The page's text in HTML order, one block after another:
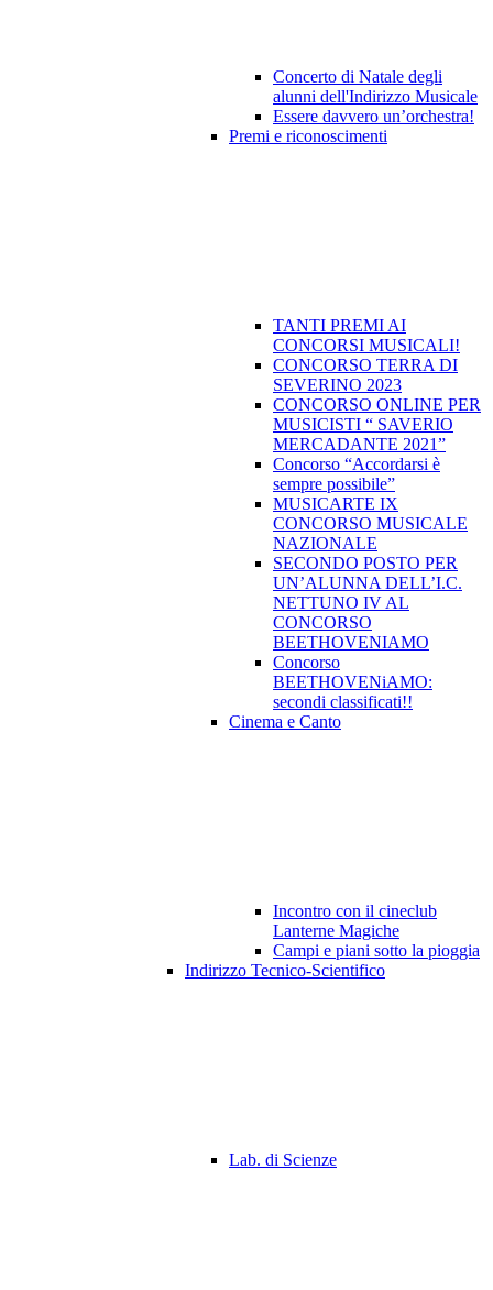
Concerto di Natale degli
alunni dell'Indirizzo Musicale
Essere davvero un’orchestra!
Premi e riconoscimenti
TANTI PREMI AI
CONCORSI MUSICALI!
CONCORSO TERRA DI
SEVERINO 2023
CONCORSO ONLINE PER
MUSICISTI “ SAVERIO
MERCADANTE 2021”
Concorso “Accordarsi è
sempre possibile”
MUSICARTE IX
CONCORSO MUSICALE
NAZIONALE
SECONDO POSTO PER
UN’ALUNNA DELL’I.C.
NETTUNO IV AL
CONCORSO
BEETHOVENIAMO
Concorso
BEETHOVENiAMO:
secondi classificati!!
Cinema e Canto
Incontro con il cineclub
Lanterne Magiche
Campi e piani sotto la pioggia
Indirizzo Tecnico-Scientifico
Lab. di Scienze